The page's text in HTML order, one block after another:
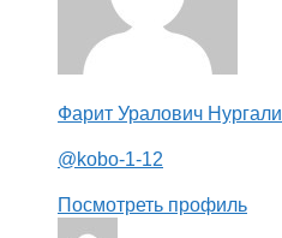
Фарит Уралович
@kobo-1-12
Посмотреть профиль